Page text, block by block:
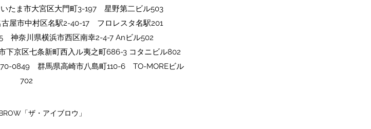
ま市大宮区大門町3-197 星野第二ビル503
市中村区名駅2-40-17 フロレスタ名駅201
奈川県横浜市西区南幸2-4-7 Anビル502
京区七条新町西入ル夷之町686-3 コタニビル802
0849 群馬県高崎市八島町110-6 TO-MOREビル
702
「ザ・アイブロウ」​​